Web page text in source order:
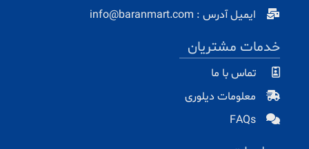
ایمیل آدرس : info@baranmart.com
خدمات مشتریان
تماس با ما
معلومات دیلوری
FAQs